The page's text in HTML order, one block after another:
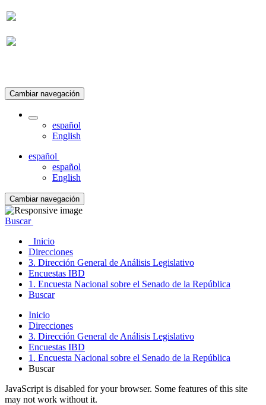
Cambiar navegación
español
English
español
español
English
Cambiar navegación
Buscar
Inicio
Direcciones
3. Dirección General de Análisis Legislativo
Encuestas IBD
1. Encuesta Nacional sobre el Senado de la República
Buscar
Inicio
Direcciones
3. Dirección General de Análisis Legislativo
Encuestas IBD
1. Encuesta Nacional sobre el Senado de la República
Buscar
JavaScript is disabled for your browser. Some features of this site
may not work without it.